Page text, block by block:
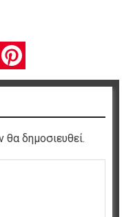
δημοσιευθεί.